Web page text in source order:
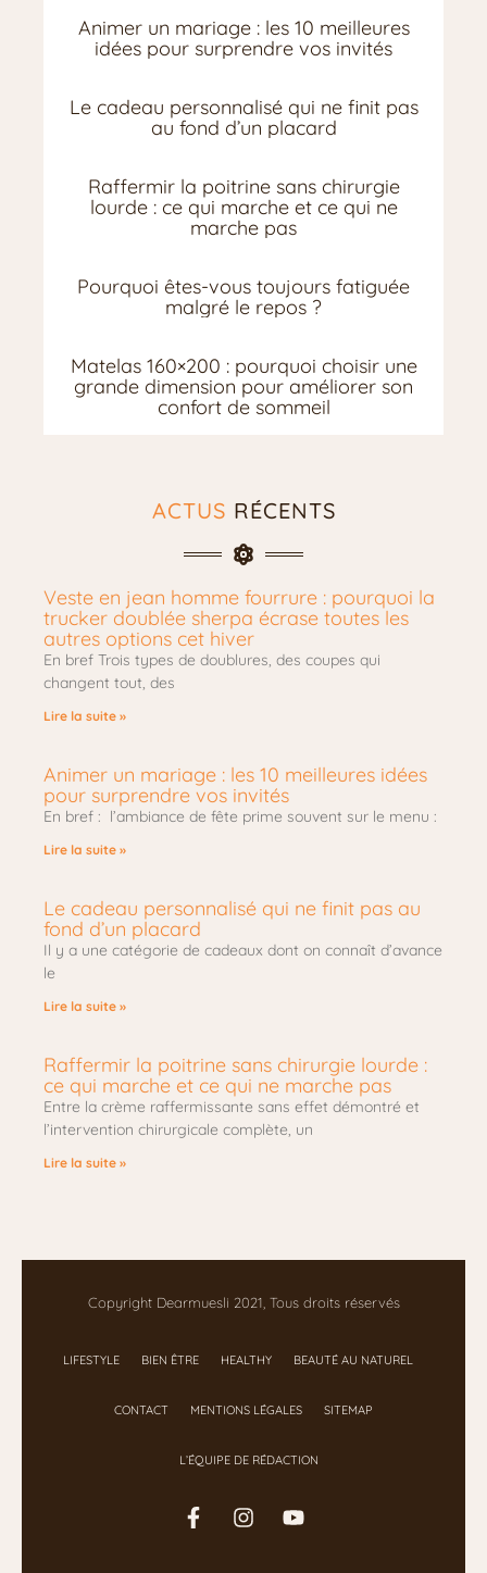
Animer un mariage : les 10 meilleures
idées pour surprendre vos invités
Le cadeau personnalisé qui ne finit pas
au fond d’un placard
Raffermir la poitrine sans chirurgie
lourde : ce qui marche et ce qui ne
marche pas
Pourquoi êtes-vous toujours fatiguée
malgré le repos ?
Matelas 160×200 : pourquoi choisir une
grande dimension pour améliorer son
confort de sommeil
ACTUS RÉCENTS
Veste en jean homme fourrure : pourquoi la
trucker doublée sherpa écrase toutes les
autres options cet hiver
En bref Trois types de doublures, des coupes qui
changent tout, des
Lire la suite »
Animer un mariage : les 10 meilleures idées
pour surprendre vos invités
En bref : l’ambiance de fête prime souvent sur le menu :
Lire la suite »
Le cadeau personnalisé qui ne finit pas au
fond d’un placard
Il y a une catégorie de cadeaux dont on connaît d’avance
le
Lire la suite »
Raffermir la poitrine sans chirurgie lourde :
ce qui marche et ce qui ne marche pas
Entre la crème raffermissante sans effet démontré et
l’intervention chirurgicale complète, un
Lire la suite »
Copyright Dearmuesli 2021, Tous droits réservés
LIFESTYLE BIEN ÊTRE HEALTHY BEAUTÉ AU NATUREL
CONTACT MENTIONS LÉGALES SITEMAP
L’ÉQUIPE DE RÉDACTION